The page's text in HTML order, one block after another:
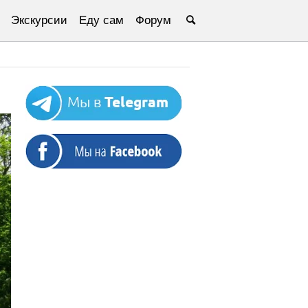
Экскурсии Еду сам Форум